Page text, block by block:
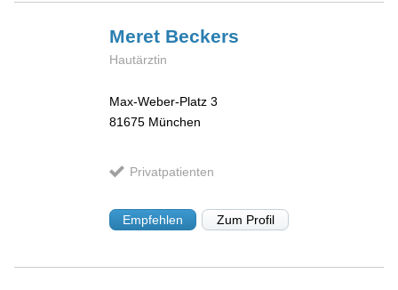
Meret Beckers
Hautärztin
Max-Weber-Platz 3
81675 München
Privatpatienten
Empfehlen Zum Profil